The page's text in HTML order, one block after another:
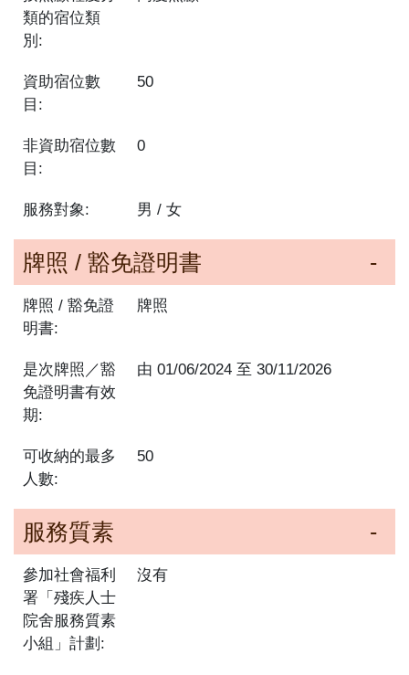
類的宿位類
別:
資助宿位數
目:
50
非資助宿位數
目:
0
服務對象: 男 / 女
牌照 / 豁免證明書
牌照 / 豁免證
明書:
牌照
是次牌照／豁
免證明書有效
期:
由01/06/2024 至30/11/2026
可收納的最多
人數:
50
服務質素
參加社會福利
署「殘疾人士
院舍服務質素
小組」計劃:
沒有